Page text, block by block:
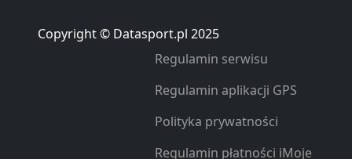
Copyright © Datasport.pl 2025
Regulamin serwisu
Regulamin aplikacji GPS
Polityka prywatności
Regulamin płatności iMoje